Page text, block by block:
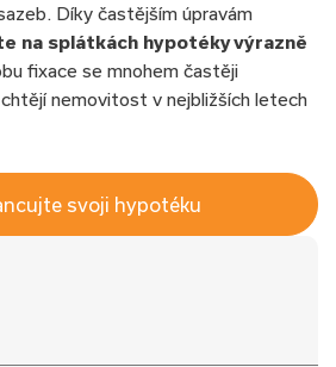
Díky častějším úpravám
na splátkách hypotéky výrazně
fixace se mnohem častěji
nemovitost v nejbližších letech
svoji hypotéku